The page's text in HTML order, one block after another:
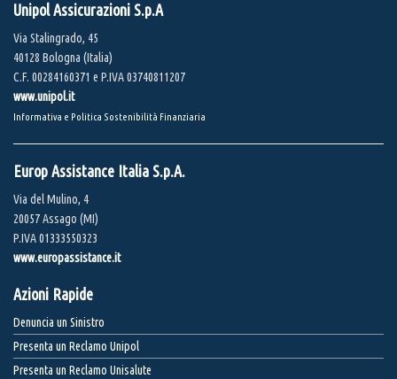
Unipol Assicurazioni S.p.A
Via Stalingrado, 45
40128 Bologna (Italia)
C.F. 00284160371 e P.IVA 03740811207
www.unipol.it
Informativa e Politica Sostenibilità Finanziaria
Europ Assistance Italia S.p.A.
Via del Mulino, 4
20057 Assago (MI)
P.IVA 01333550323
www.europassistance.it
Azioni Rapide
Denuncia un Sinistro
Presenta un Reclamo Unipol
Presenta un Reclamo Unisalute